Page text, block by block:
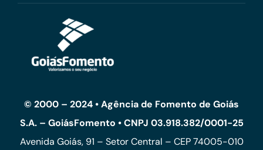
© 2000 – 2024 • Agência de Fomento de Goiás
S.A. – GoiásFomento • CNPJ 03.918.382/0001-25
Avenida Goiás, 91 – Setor Central – CEP 74005-010